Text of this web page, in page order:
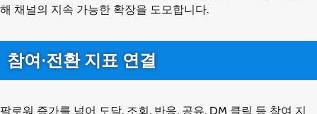
해 채널의 지속 가능한 확장을 도모합니다.
참여·전환 지표 연결
팔로워 증가를 넘어 도달, 조회, 반응, 공유, DM 클릭 등 참여 지